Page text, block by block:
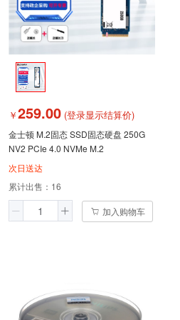
￥259.00 (登录显示结算价)
金士顿 M.2固态 SSD固态硬盘 250G
NV2 PCIe 4.0 NVMe M.2
次日送达
累计出售： 16
加入购物车